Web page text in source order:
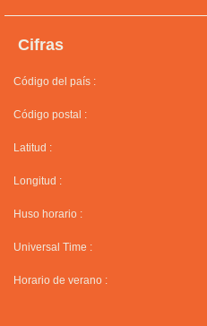
Cifras
Código del país :
Código postal :
Latitud :
Longitud :
Huso horario :
Universal Time :
Horario de verano :